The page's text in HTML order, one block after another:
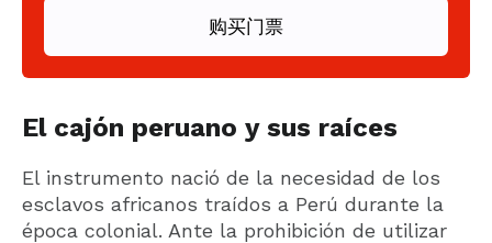
购买门票
El cajón peruano y sus raíces
El instrumento nació de la necesidad de los
esclavos africanos traídos a Perú durante la
época colonial. Ante la prohibición de utilizar